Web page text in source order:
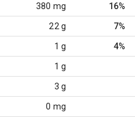
380 mg 16%
22 g 7%
1 g 4%
1 g
3 g
0 mg